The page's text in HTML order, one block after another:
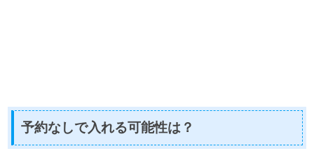
予約なしで入れる可能性は？